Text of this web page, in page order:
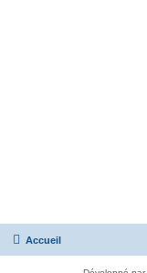
Accueil